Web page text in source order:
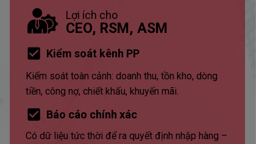
Kiểm soát toàn cảnh: doanh thu, tồn kho, dòng
tiền, công nợ, chiết khấu, khuyến mãi.
Lợi ích cho
CEO, RSM, ASM
Kiểm soát kênh PP
Báo cáo chính xác
Có dữ liệu tức thời để ra quyết định nhập hàng –